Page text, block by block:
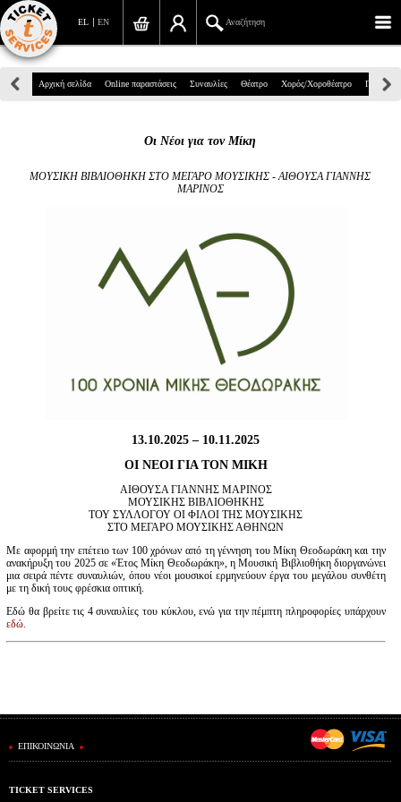
EN
EL Αναζήτηση
Πανεπιστημίου 39, Αθήνα
info@ticketservices.gr
Αναζήτηση
Παραγγελία
Αναζήτηση παραγγελίας
Προσωπικά Δεδομένα
Αρχική σελίδα Online παραστάσεις Συναυλίες Θέατρο Χορός/Χοροθέατρο Παιδικά
Οι Νέοι για τον Μίκη
ΜΟΥΣΙΚΗ ΒΙΒΛΙΟΘΗΚΗ ΣΤΟ ΜΕΓΑΡΟ ΜΟΥΣΙΚΗΣ - ΑΙΘΟΥΣΑ ΓΙΑΝΝΗΣ
ΜΑΡΙΝΟΣ
13.10.2025 – 10.11.2025
ΟΙ ΝΕΟΙ ΓΙΑ ΤΟΝ ΜΙΚΗ
ΑΙΘΟΥΣΑ ΓΙΑΝΝΗΣ ΜΑΡΙΝΟΣ
ΜΟΥΣΙΚΗΣ ΒΙΒΛΙΟΘΗΚΗΣ
ΤΟΥ ΣΥΛΛΟΓΟΥ ΟΙ ΦΙΛΟΙ ΤΗΣ ΜΟΥΣΙΚΗΣ
ΣΤΟ ΜΕΓΑΡΟ ΜΟΥΣΙΚΗΣ ΑΘΗΝΩΝ
Με αφορμή την επέτειο των 100 χρόνων από τη γέννηση του Μίκη Θεοδωράκη και την
ανακήρυξη του 2025 σε «Έτος Μίκη Θεοδωράκη», η Μουσική Βιβλιοθήκη διοργανώνει
μια σειρά πέντε συναυλιών, όπου νέοι μουσικοί ερμηνεύουν έργα του μεγάλου συνθέτη
με τη δική τους φρέσκια οπτική.
Εδώ θα βρείτε τις 4 συναυλίες του κύκλου, ενώ για την πέμπτη πληροφορίες υπάρχουν
εδώ.
ΕΠΙΚΟΙΝΩΝΙΑ
TICKET SERVICES